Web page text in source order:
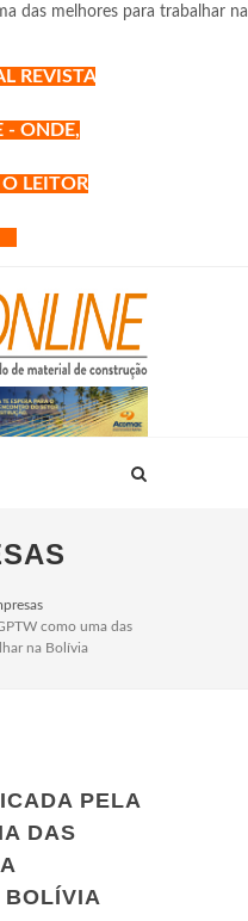
das melhores para trabalhar na
REVISTA
- ONDE,
LEITOR
como uma das
na Bolívia
PELA
DAS
BOLÍVIA